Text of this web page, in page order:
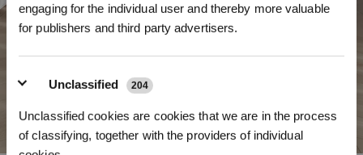
engaging for the individual user and thereby more valuable
for publishers and third party advertisers.
Unclassified 204
Unclassified cookies are cookies that we are in the process
of classifying, together with the providers of individual